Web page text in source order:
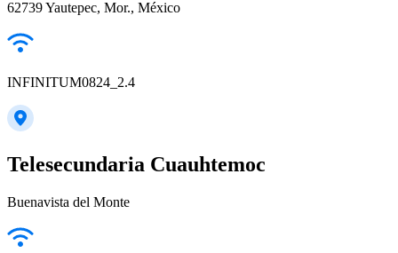
62739 Yautepec, Mor., México
INFINITUM0824_2.4
Telesecundaria Cuauhtemoc
Buenavista del Monte